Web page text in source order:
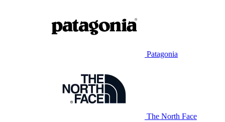
Patagonia
The North Face